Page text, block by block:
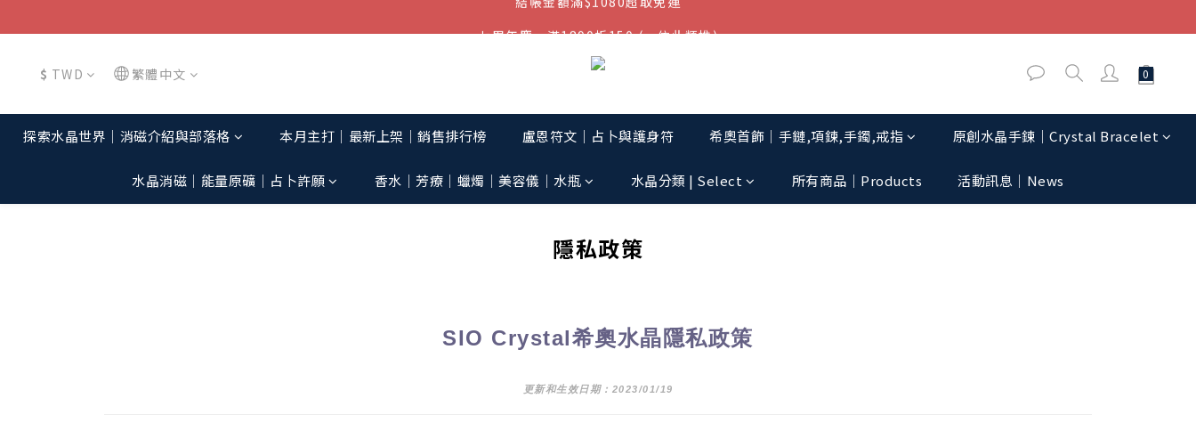
$ TWD 繁體中文
探索水晶世界│消磁介紹與部落格 本月主打│最新上架│銷售排行榜 盧恩符文｜占卜與護身符 希奧首飾│手鏈,項鍊,手鐲,戒指 原創水晶手鍊│Crystal Bracelet
水晶消磁│能量原礦│占卜許願 香水│芳療│蠟燭│美容儀│水瓶 水晶分類 | Select 所有商品｜Products 活動訊息│News
隱私政策
SIO Crystal希奧水晶隱私政策
更新和生效日期：2023/01/19